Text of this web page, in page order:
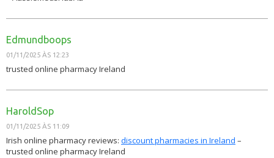
Edmundboops
01/11/2025 ÀS 12:23
trusted online pharmacy Ireland
HaroldSop
01/11/2025 ÀS 11:09
Irish online pharmacy reviews: discount pharmacies in Ireland –
trusted online pharmacy Ireland